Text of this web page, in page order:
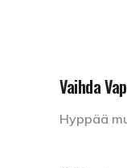
Vaihda
Hyppää